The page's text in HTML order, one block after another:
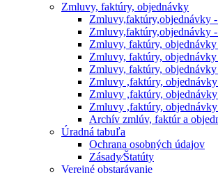
Zmluvy, faktúry, objednávky
Zmluvy,faktúry,objednávky
Zmluvy,faktúry,objednávky
Zmluvy, faktúry,
Zmluvy, faktúry,
Zmluvy, faktúry, objednávky
Zmluvy ,faktúry, objednávky
Zmluvy ,faktúry,
Zmluvy ,faktúry,
Archív zmlúv, faktúr a
Úradná tabuľa
Ochrana osobných údajov
Zásady⁄Štatúty
Verejné obstarávanie